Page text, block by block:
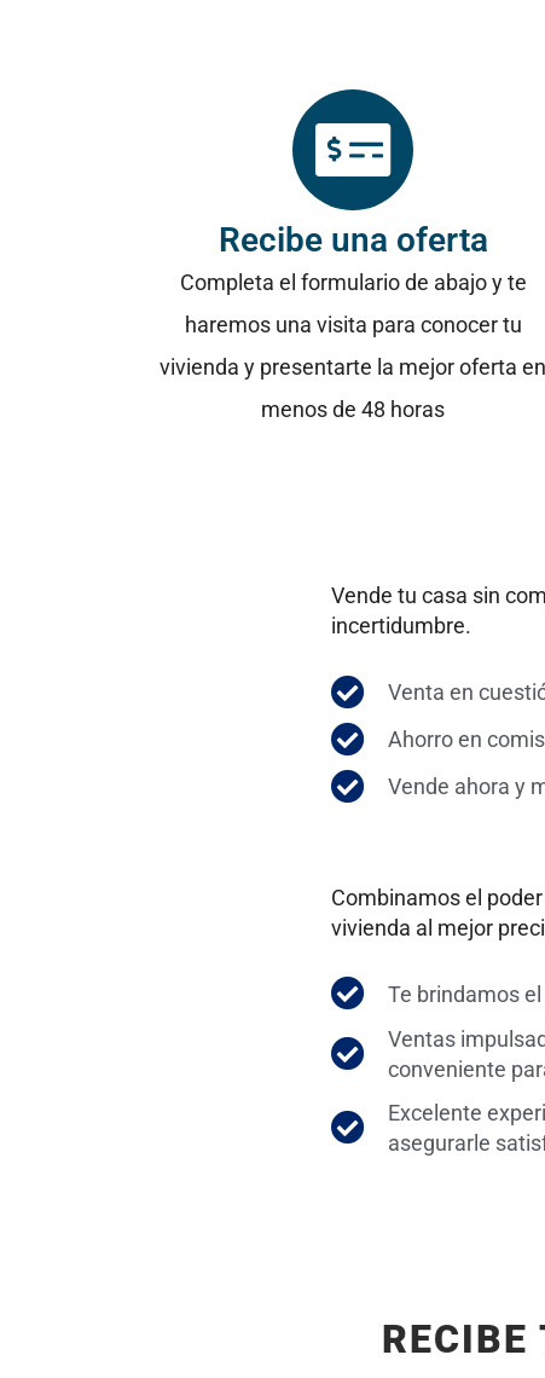
Recibe una oferta
Completa el formulario de abajo y te
haremos una visita para conocer tu
vivienda y presentarte la mejor oferta en
menos de 48 horas
Vende tu casa sin
incertidumbre.
Venta en
Ahorro en
Vende ahora y
Combinamos el
vivienda al mejor
Te brindamos
Ventas
conveniente
Excelente
asegurarle
RECIBE